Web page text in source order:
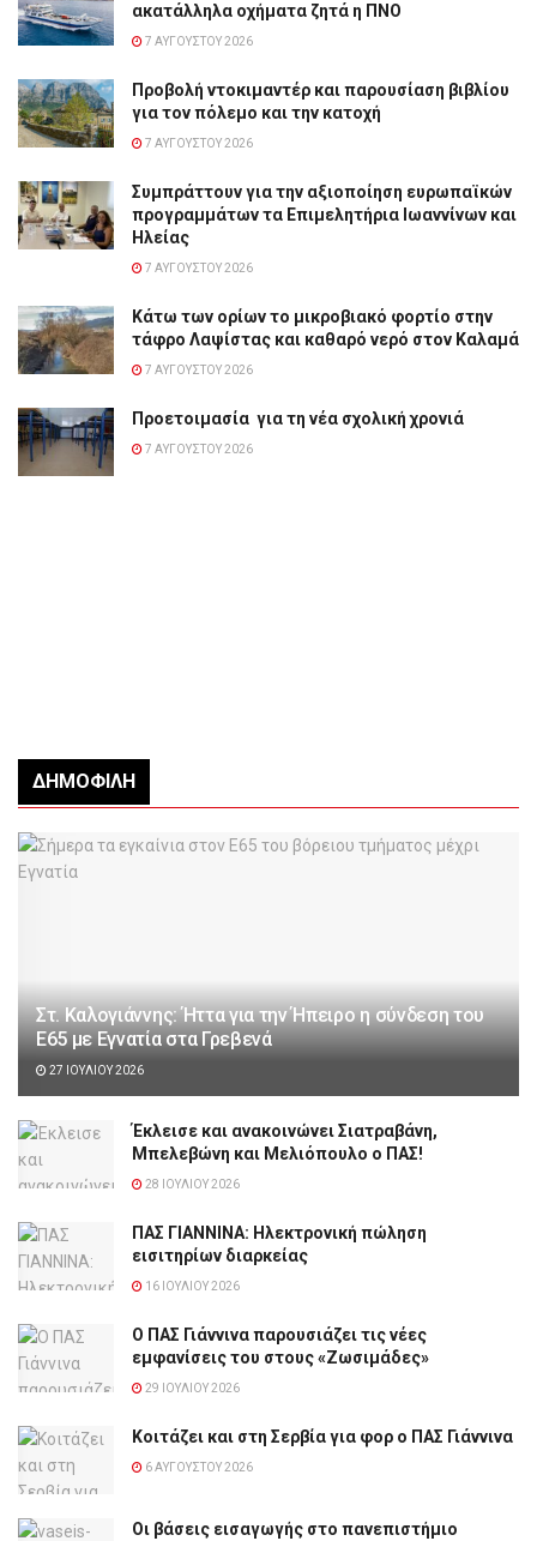
ακατάλληλα οχήματα ζητά η ΠΝΟ
7 ΑΥΓΟΎΣΤΟΥ 2026
Προβολή ντοκιμαντέρ και παρουσίαση βιβλίου
για τον πόλεμο και την κατοχή
7 ΑΥΓΟΎΣΤΟΥ 2026
Συμπράττουν για την αξιοποίηση ευρωπαϊκών
προγραμμάτων τα Επιμελητήρια Ιωαννίνων και
Ηλείας
7 ΑΥΓΟΎΣΤΟΥ 2026
Κάτω των ορίων το μικροβιακό φορτίο στην
τάφρο Λαψίστας και καθαρό νερό στον Καλαμά
7 ΑΥΓΟΎΣΤΟΥ 2026
Προετοιμασία για τη νέα σχολική χρονιά
7 ΑΥΓΟΎΣΤΟΥ 2026
ΔΗΜΟΦΙΛΉ
Στ. Καλογιάννης: Ήττα για την Ήπειρο η σύνδεση του
Ε65 με Εγνατία στα Γρεβενά
27 ΙΟΥΛΊΟΥ 2026
Έκλεισε και ανακοινώνει Σιατραβάνη,
Μπελεβώνη και Μελιόπουλο ο ΠΑΣ!
28 ΙΟΥΛΊΟΥ 2026
ΠΑΣ ΓΙΑΝΝΙΝΑ: Hλεκτρονική πώληση
εισιτηρίων διαρκείας
16 ΙΟΥΛΊΟΥ 2026
Ο ΠΑΣ Γιάννινα παρουσιάζει τις νέες
εμφανίσεις του στους «Ζωσιμάδες»
29 ΙΟΥΛΊΟΥ 2026
Κοιτάζει και στη Σερβία για φορ ο ΠΑΣ Γιάννινα
6 ΑΥΓΟΎΣΤΟΥ 2026
Οι βάσεις εισαγωγής στο πανεπιστήμιο